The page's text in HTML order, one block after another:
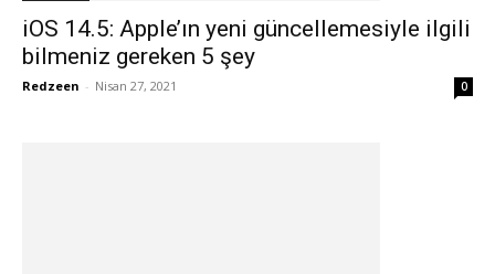
iOS 14.5: Apple’ın yeni güncellemesiyle ilgili
bilmeniz gereken 5 şey
Redzeen - Nisan 27, 2021 0